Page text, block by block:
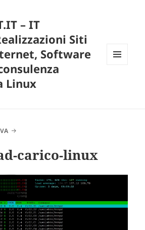
– IT
Siti
Software
Linux
carico-linux